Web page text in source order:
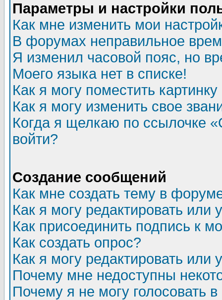
Параметры и настройки
Как мне изменить мои
В форумах неправильное
Я изменил часовой пояс, но
Моего языка нет в списке!
Как я могу поместить
Как я могу изменить свое
Когда я щелкаю по ссылочке
войти?
Создание сообщений
Как мне создать тему в
Как я могу редактировать или
Как присоединить подпись к
Как создать опрос?
Как я могу редактировать или
Почему мне недоступны
Почему я не могу голосовать